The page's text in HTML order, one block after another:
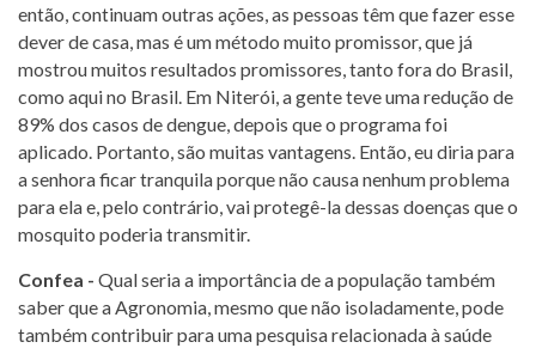
então, continuam outras ações, as pessoas têm que fazer esse
dever de casa, mas é um método muito promissor, que já
mostrou muitos resultados promissores, tanto fora do Brasil,
como aqui no Brasil. Em Niterói, a gente teve uma redução de
89% dos casos de dengue, depois que o programa foi
aplicado. Portanto, são muitas vantagens. Então, eu diria para
a senhora ficar tranquila porque não causa nenhum problema
para ela e, pelo contrário, vai protegê-la dessas doenças que o
mosquito poderia transmitir.
Confea - Qual seria a importância de a população também
saber que a Agronomia, mesmo que não isoladamente, pode
também contribuir para uma pesquisa relacionada à saúde